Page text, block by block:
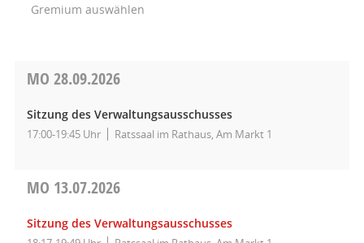
Gremium auswählen
MO 28.09.2026
Sitzung des Verwaltungsausschusses
17:00-19:45 Uhr Ratssaal im Rathaus, Am Markt 1
MO 13.07.2026
Sitzung des Verwaltungsausschusses